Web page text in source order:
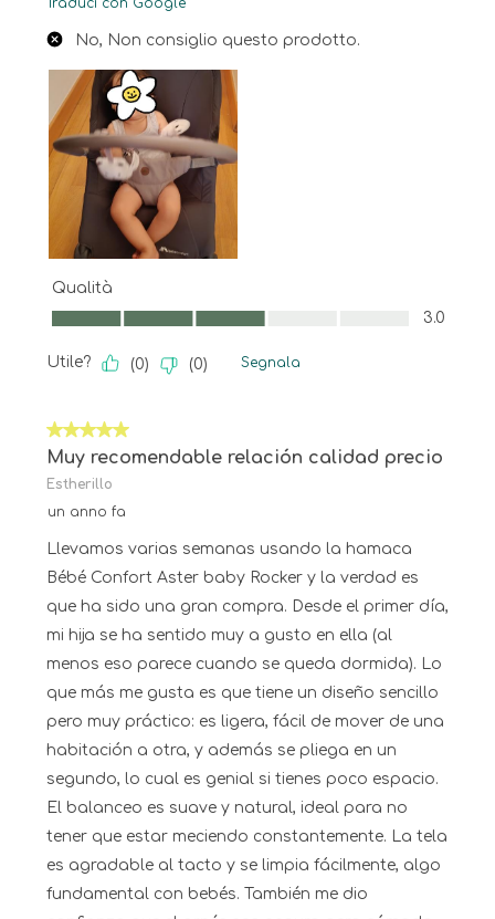
Traduci con Google
No, Non consiglio questo prodotto.
Qualità
Qualità, 3.0 su 5
3.0
Utile? (0) (0) Segnala
5 su 5 stelle.
Muy recomendable relación calidad precio
Estherillo
un anno fa
Llevamos varias semanas usando la hamaca
Bébé Confort Aster baby Rocker y la verdad es
que ha sido una gran compra. Desde el primer día,
mi hija se ha sentido muy a gusto en ella (al
menos eso parece cuando se queda dormida). Lo
que más me gusta es que tiene un diseño sencillo
pero muy práctico: es ligera, fácil de mover de una
habitación a otra, y además se pliega en un
segundo, lo cual es genial si tienes poco espacio.
El balanceo es suave y natural, ideal para no
tener que estar meciendo constantemente. La tela
es agradable al tacto y se limpia fácilmente, algo
fundamental con bebés. También me dio